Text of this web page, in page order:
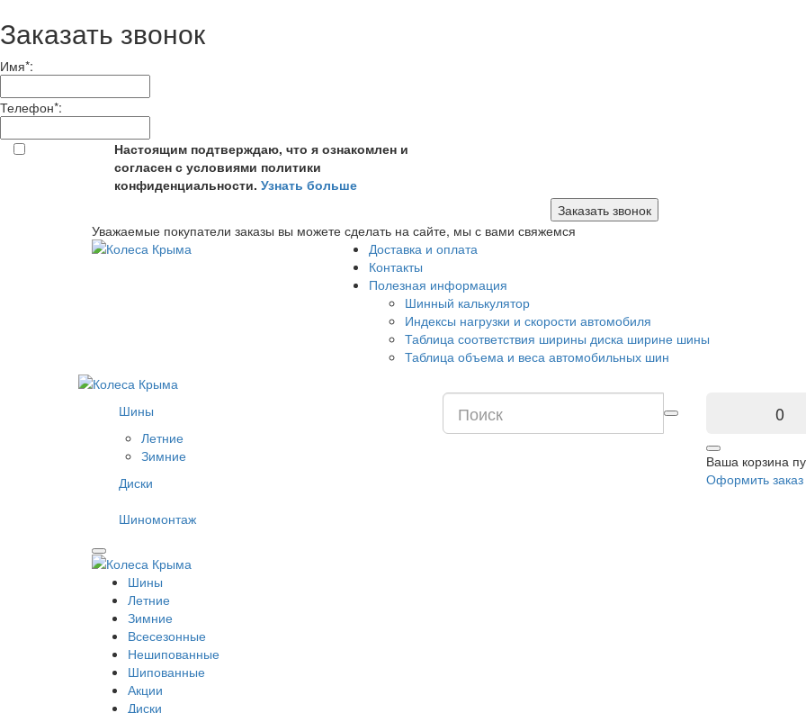
Заказать звонок
Имя*:
Телефон*:
Настоящим подтверждаю, что я ознакомлен и
согласен с условиями политики
конфиденциальности. Узнать больше
Заказать звонок
Уважаемые покупатели заказы вы можете сделать на сайте, мы с вами свяжемся
Доставка и оплата
Контакты
Полезная информация
Шинный калькулятор
Индексы нагрузки и скорости автомобиля
Таблица соответствия ширины диска ширине шины
Таблица объема и веса автомобильных шин
Шины
Летние
Зимние
Диски
Шиномонтаж
0
Ваша корзина
Оформить заказ
Шины
Летние
Зимние
Всесезонные
Нешипованные
Шипованные
Акции
Диски